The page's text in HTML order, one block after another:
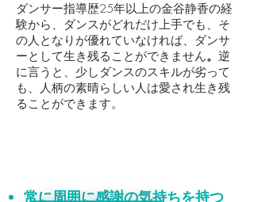
ダンサー指導歴25年以上の金谷静香の経
験から、 ダンスがどれだけ上手でも、そ
の人となりが優れていなければ、ダンサ
ーとして生き残ることができません。 逆
に言うと、少しダンスのスキルが劣って
も、人柄の素晴らしい人は愛され生き残
ることができます。
常に周囲に感謝の気持ちを持つ